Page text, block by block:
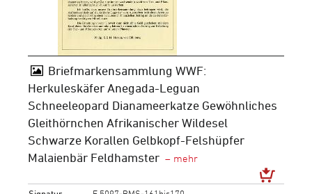
Briefmarkensammlung WWF:
Herkuleskäfer Anegada-Leguan
Schneeleopard Dianameerkatze Gewöhnliches
Gleithörnchen Afrikanischer Wildesel
Schwarze Korallen Gelbkopf-Felshüpfer
Malaienbär Feldhamster